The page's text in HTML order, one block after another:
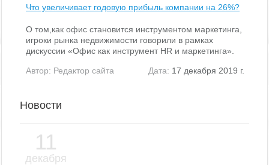
Что увеличивает годовую прибыль компании на 26%?
О том,как офис становится инструментом маркетинга,
игроки рынка недвижимости говорили в рамках
дискуссии «Офис как инструмент HR и маркетинга».
Автор: Редактор сайта Дата: 17 декабря 2019 г.
Новости
11
декабря